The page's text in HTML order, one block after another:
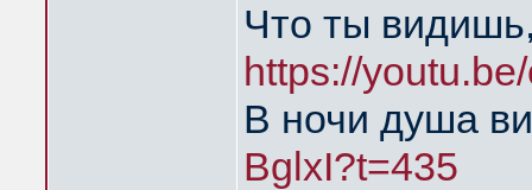
Что ты
https://
В ночи душа
BglxI?t=435